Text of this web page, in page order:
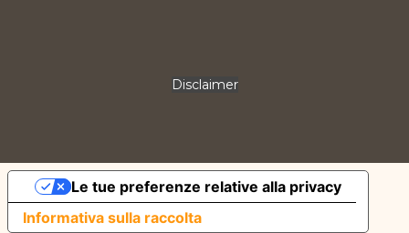
Disclaimer
Informativa sulla raccolta
Le tue preferenze relative alla privacy